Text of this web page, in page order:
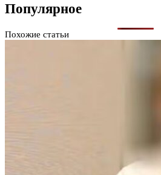
Популярное
Похожие статьи